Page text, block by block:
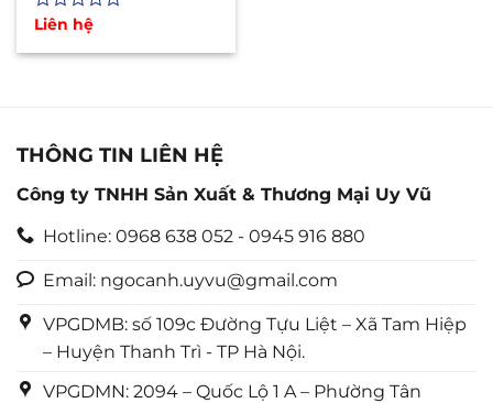
Được
hạng
Liên hệ
THÔNG TIN LIÊN HỆ
Công ty TNHH Sản Xuất & Thương Mại Uy Vũ
Hotline: 0968 638 052 - 0945 916 880
Email: ngocanh.uyvu@gmail.com
VPGDMB: số 109c Đường Tựu Liệt – Xã Tam Hiệp
– Huyện Thanh Trì - TP Hà Nội.
VPGDMN: 2094 – Quốc Lộ 1 A – Phường Tân